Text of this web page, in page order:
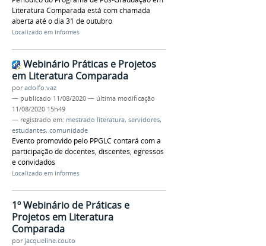
Literatura Comparada está com chamada
aberta até o dia 31 de outubro
Localizado em Informes
Webinário Práticas e Projetos
em Literatura Comparada
poradolfo.vaz
— publicado 11/08/2020 — última modificação
11/08/2020 15h49
— registrado em: mestrado literatura, servidores,
estudantes, comunidade
Evento promovido pelo PPGLC contará com a
participação de docentes, discentes, egressos
e convidados
Localizado em Informes
1º Webinário de Práticas e
Projetos em Literatura
Comparada
por jacqueline.couto